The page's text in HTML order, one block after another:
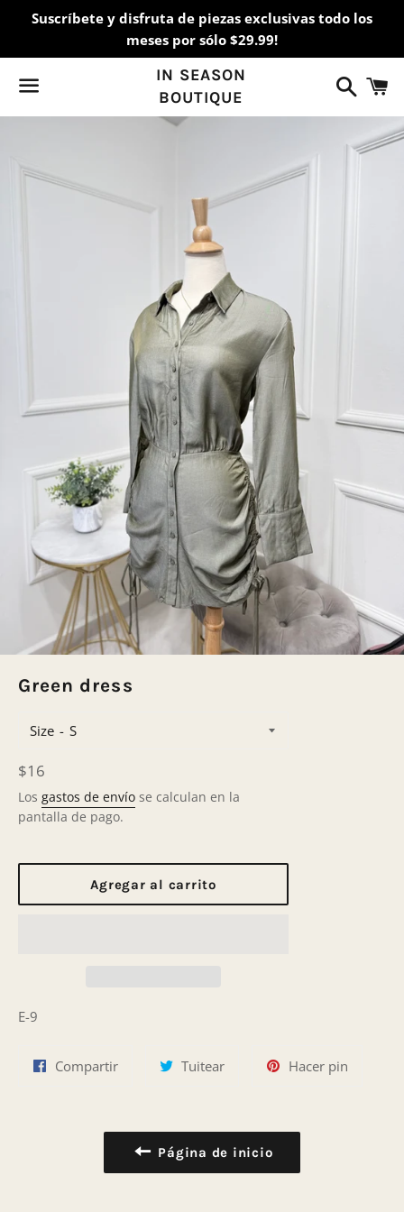
Suscríbete y disfruta de piezas exclusivas todo los
meses por sólo $29.99!
IN SEASON
BOUTIQUE
Buscar
Green dress
Size
Precio
habitual
$16
Los gastos de envío se calculan en la
pantalla de pago.
Agregar al carrito
E-9
CompartirCompartir TuitearTuitear
Hacer pin
Página de inicio